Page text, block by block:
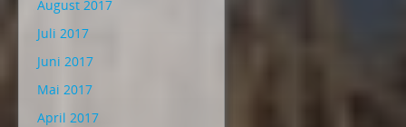
August 2017
Juli 2017
Juni 2017
Mai 2017
April 2017